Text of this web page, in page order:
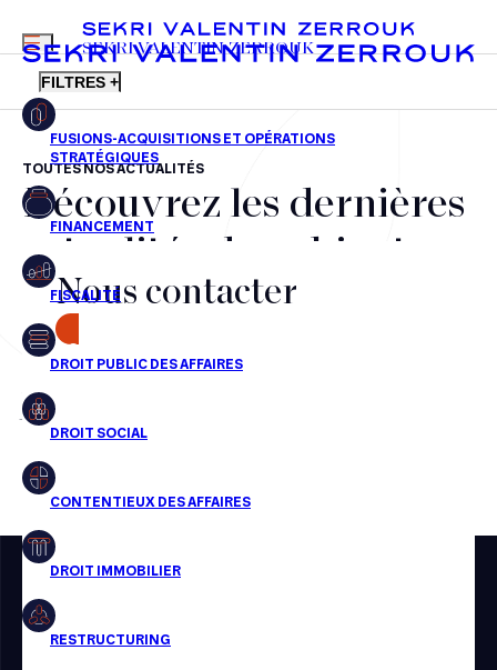
FR EN
MENU
SEKRI VALENTIN ZERROUK
FILTRES +
Fusions-acquisitions et opérations stratégiques
Financement
Fiscalité
Droit public des affaires
Droit social
Droit immobilier
Restructuring
TOUTES NOS ACTUALITÉS
Découvrez les dernières
actualités du cabinet,
nos récompenses et nos
transactions, jour après
jour
Aucun résultats pour cette recherche
Nous contacter